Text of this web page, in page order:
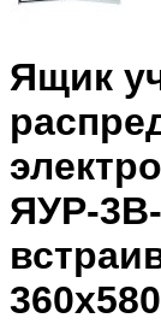
Ящик
ЯУР-